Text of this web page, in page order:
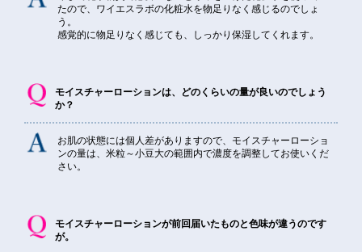
たので、ワイエスラボの化粧水を物足りなく感じるのでしょ
う。
感覚的に物足りなく感じても、しっかり保湿してくれます。
モイスチャーローションは、どのくらいの量が良いのでしょう
か？
お肌の状態には個人差がありますので、モイスチャーローショ
ンの量は、米粒～小豆大の範囲内で濃度を調整してお使いくだ
さい。
モイスチャーローションが前回届いたものと色味が違うのです
が。